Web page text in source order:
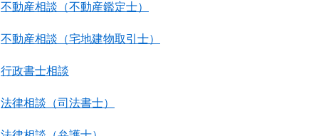
不動産相談（不動産鑑定士）
不動産相談（宅地建物取引士）
行政書士相談
法律相談（司法書士）